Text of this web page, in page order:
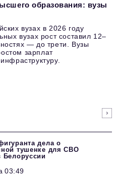
образования: вузы
вузах в 2026 году
вузах рост составил 12–
— до трети. Вузы
зарплат
дела о
тушенке для СВО
Белоруссии
03:49